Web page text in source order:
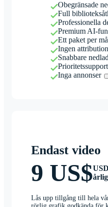
Obegränsade
Full
Professionella
Premium AI-
Ett paket per
Ingen
Snabbare
Prioritetssupport
Inga annonser
Endast video
9 US$
Lås upp tillgång till hela